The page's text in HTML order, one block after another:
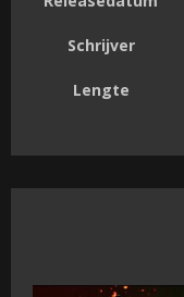
Schrijver
Lengte